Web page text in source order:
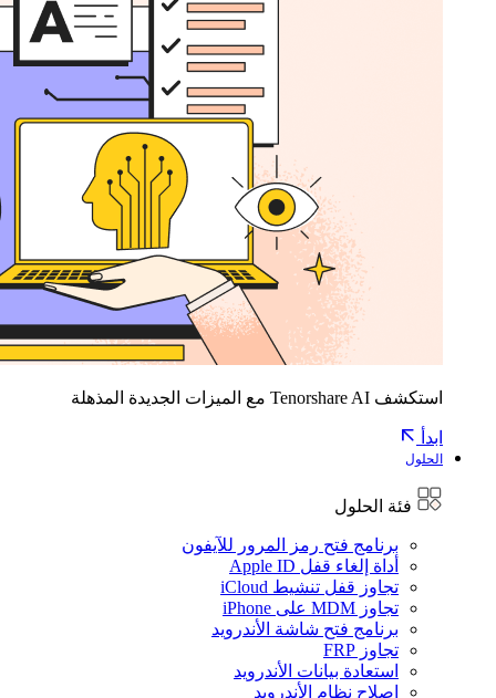
استكشف Tenorshare AI مع الميزات الجديدة المذهلة
ابدأ
الحلول
فئة الحلول
برنامج فتح رمز المرور للآيفون
أداة إلغاء قفل Apple ID
تجاوز قفل تنشيط iCloud
تجاوز MDM على iPhone
برنامج فتح شاشة الأندرويد
تجاوز FRP
استعادة بيانات الأندرويد
إصلاح نظام الأندرويد